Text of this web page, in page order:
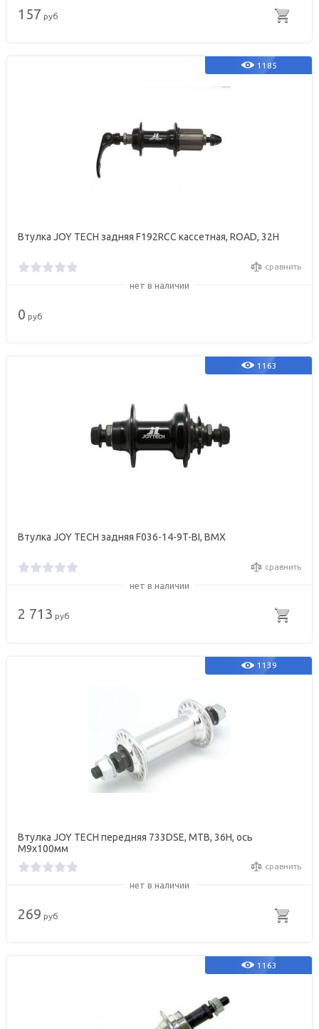
157 руб
1185
Втулка JOY TECH задняя F192RCC кассетная, ROAD, 32Н
сравнить
нет в наличии
0 руб
1163
Втулка JOY TECH задняя F036-14-9T-BI, ВМХ
сравнить
нет в наличии
2 713 руб
1139
Втулка JOY TECH передняя 733DSE, МТВ, 36Н, ось
М9х100мм
сравнить
нет в наличии
269 руб
1163